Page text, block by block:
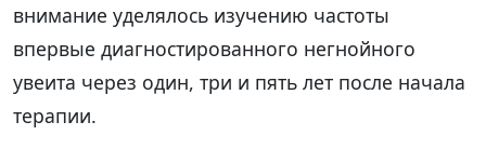
внимание уделялось изучению частоты
впервые диагностированного негнойного
увеита через один, три и пять лет после начала
терапии.